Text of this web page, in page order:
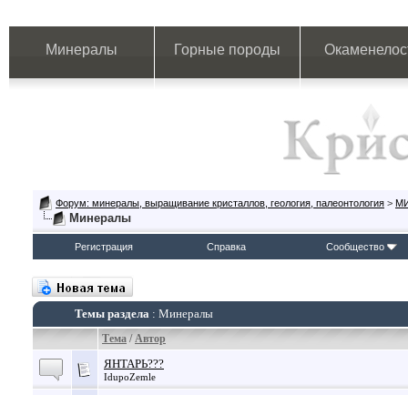
Минералы Горные породы
Форум: минералы, выращивание кристаллов, геология, палеонтология >
Минералы
Регистрация Справка Сообщество
Темы раздела : Минералы
Тема /Автор
ЯНТАРЬ???
IdupoZemle